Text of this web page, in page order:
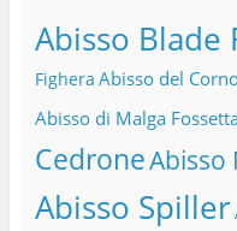
Abisso Blade
Fighera Abisso del
Abisso di Malga
CedroneAbisso
Abisso Spiller